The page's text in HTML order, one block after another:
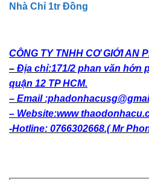
Nhà Chỉ 1tr Đồng
CÔNG TY TNHH CƠ GIỚI AN
– Địa chỉ:171/2 phan văn hớn
quận 12 TP HCM.
– Email
– Website:www
-Hotline: 0766302668.( Mr